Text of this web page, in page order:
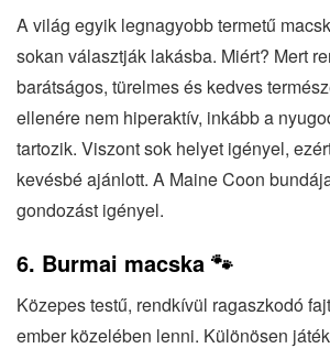
A világ egyik legnagyobb termetű
sokan választják lakásba. Miért? Mert
barátságos, türelmes és kedves
ellenére nem hiperaktív, inkább a
tartozik. Viszont sok helyet igényel,
kevésbé ajánlott. A Maine Coon
gondozást igényel.
6. Burmai macska 🐾
Közepes testű, rendkívül ragaszkodó
ember közelében lenni. Különösen